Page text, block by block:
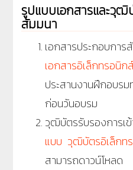
รูปแบบเอกสารและวุฒิ
สัมมนา
เอกสารประกอบก
เอกสารอิเล็กทรอ
ประสานงานฝึกอบร
ก่อนวันอบรม
วุฒิบัตรรับรองการเ
แบบ วุฒิบัตรอิเล็กท
สามารถดาวน์โหลด